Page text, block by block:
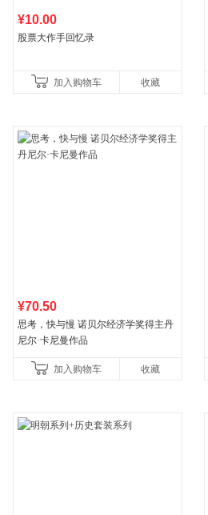
¥10.00
股票大作手回忆录
加入购物车 收藏
¥70.50
思考，快与慢 诺贝尔经济学奖得主丹
尼尔·卡尼曼作品
加入购物车 收藏